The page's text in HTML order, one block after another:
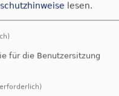
Rothaurach
lesen.
für die Benutzersitzung